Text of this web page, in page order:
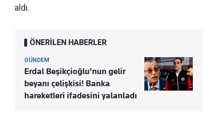
aldı.
ÖNERİLEN HABERLER
GÜNDEM
Erdal Beşikçioğlu'nun gelir
beyanı çelişkisi! Banka
hareketleri ifadesini yalanladı